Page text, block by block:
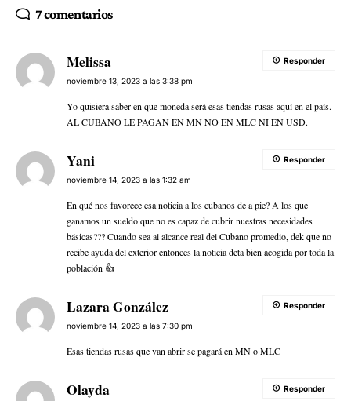
7 comentarios
Melissa
noviembre 13, 2023 a las 3:38 pm
Yo quisiera saber en que moneda será esas tiendas rusas aquí en el país.
AL CUBANO LE PAGAN EN MN NO EN MLC NI EN USD.
Responder
Yani
noviembre 14, 2023 a las 1:32 am
En qué nos favorece esa noticia a los cubanos de a pie? A los que
ganamos un sueldo que no es capaz de cubrir nuestras necesidades
básicas??? Cuando sea al alcance real del Cubano promedio, dek que no
recibe ayuda del exterior entonces la noticia deta bien acogida por toda la
población 👍
Responder
Lazara González
noviembre 14, 2023 a las 7:30 pm
Esas tiendas rusas que van abrir se pagará en MN o MLC
Responder
Olayda Responder